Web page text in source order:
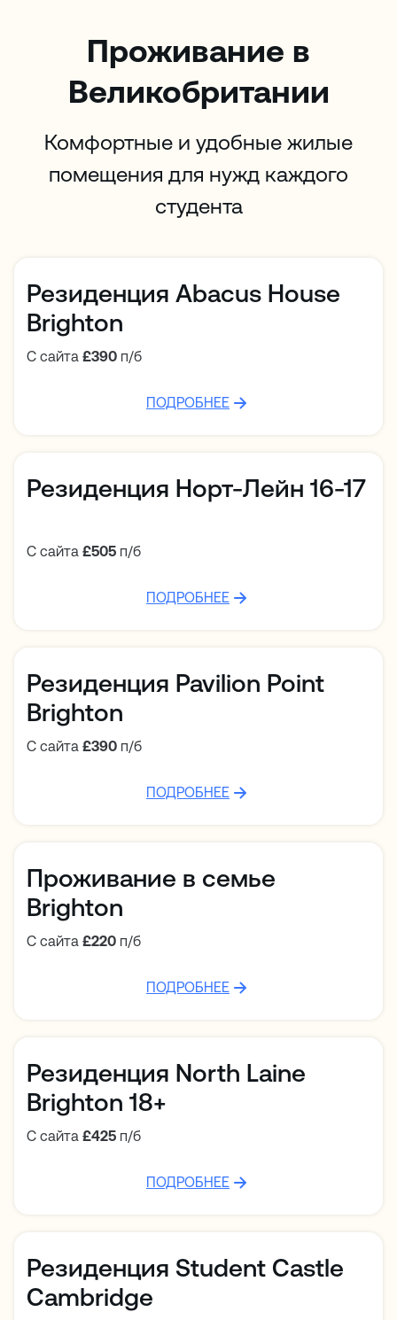
Проживание в
Великобритании
Комфортные и удобные жилые
помещения для нужд каждого
студента
Резиденция Abacus House
Brighton
С сайта £390 п/б
ПОДРОБНЕЕ
Резиденция Норт-Лейн 16-17
С сайта £505 п/б
ПОДРОБНЕЕ
Резиденция Pavilion Point
Brighton
С сайта £390 п/б
ПОДРОБНЕЕ
Проживание в семье
Brighton
С сайта £220 п/б
ПОДРОБНЕЕ
Резиденция North Laine
Brighton 18+
С сайта £425 п/б
ПОДРОБНЕЕ
Резиденция Student Castle
Cambridge